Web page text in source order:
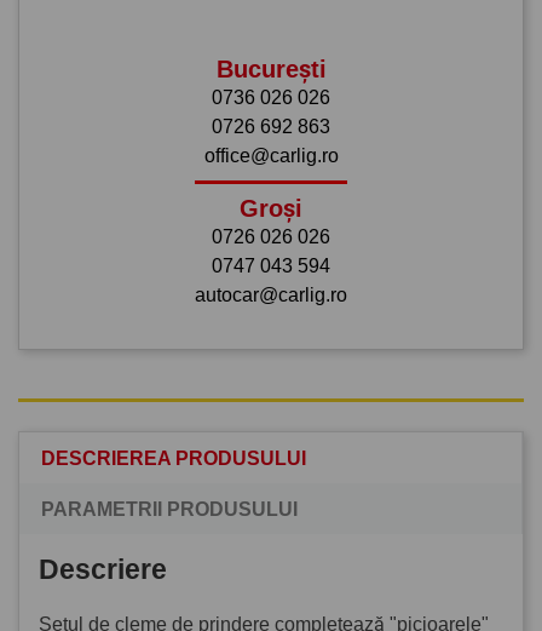
București
0736 026 026
0726 692 863
office@carlig.ro
Groși
0726 026 026
0747 043 594
autocar@carlig.ro
DESCRIEREA PRODUSULUI
PARAMETRII PRODUSULUI
Descriere
Setul de cleme de prindere completează "picioarele"